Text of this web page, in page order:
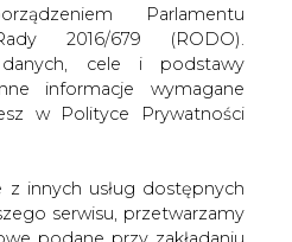
Parlamentu
2016/679 (RODO).
cele i podstawy
informacje wymagane
w Polityce Prywatności
z innych usług dostępnych
serwisu, przetwarzamy
podane przy zakładaniu